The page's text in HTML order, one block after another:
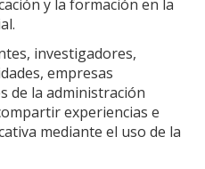
y la formación en la
investigadores,
empresas
de la administración
experiencias e
mediante el uso de la